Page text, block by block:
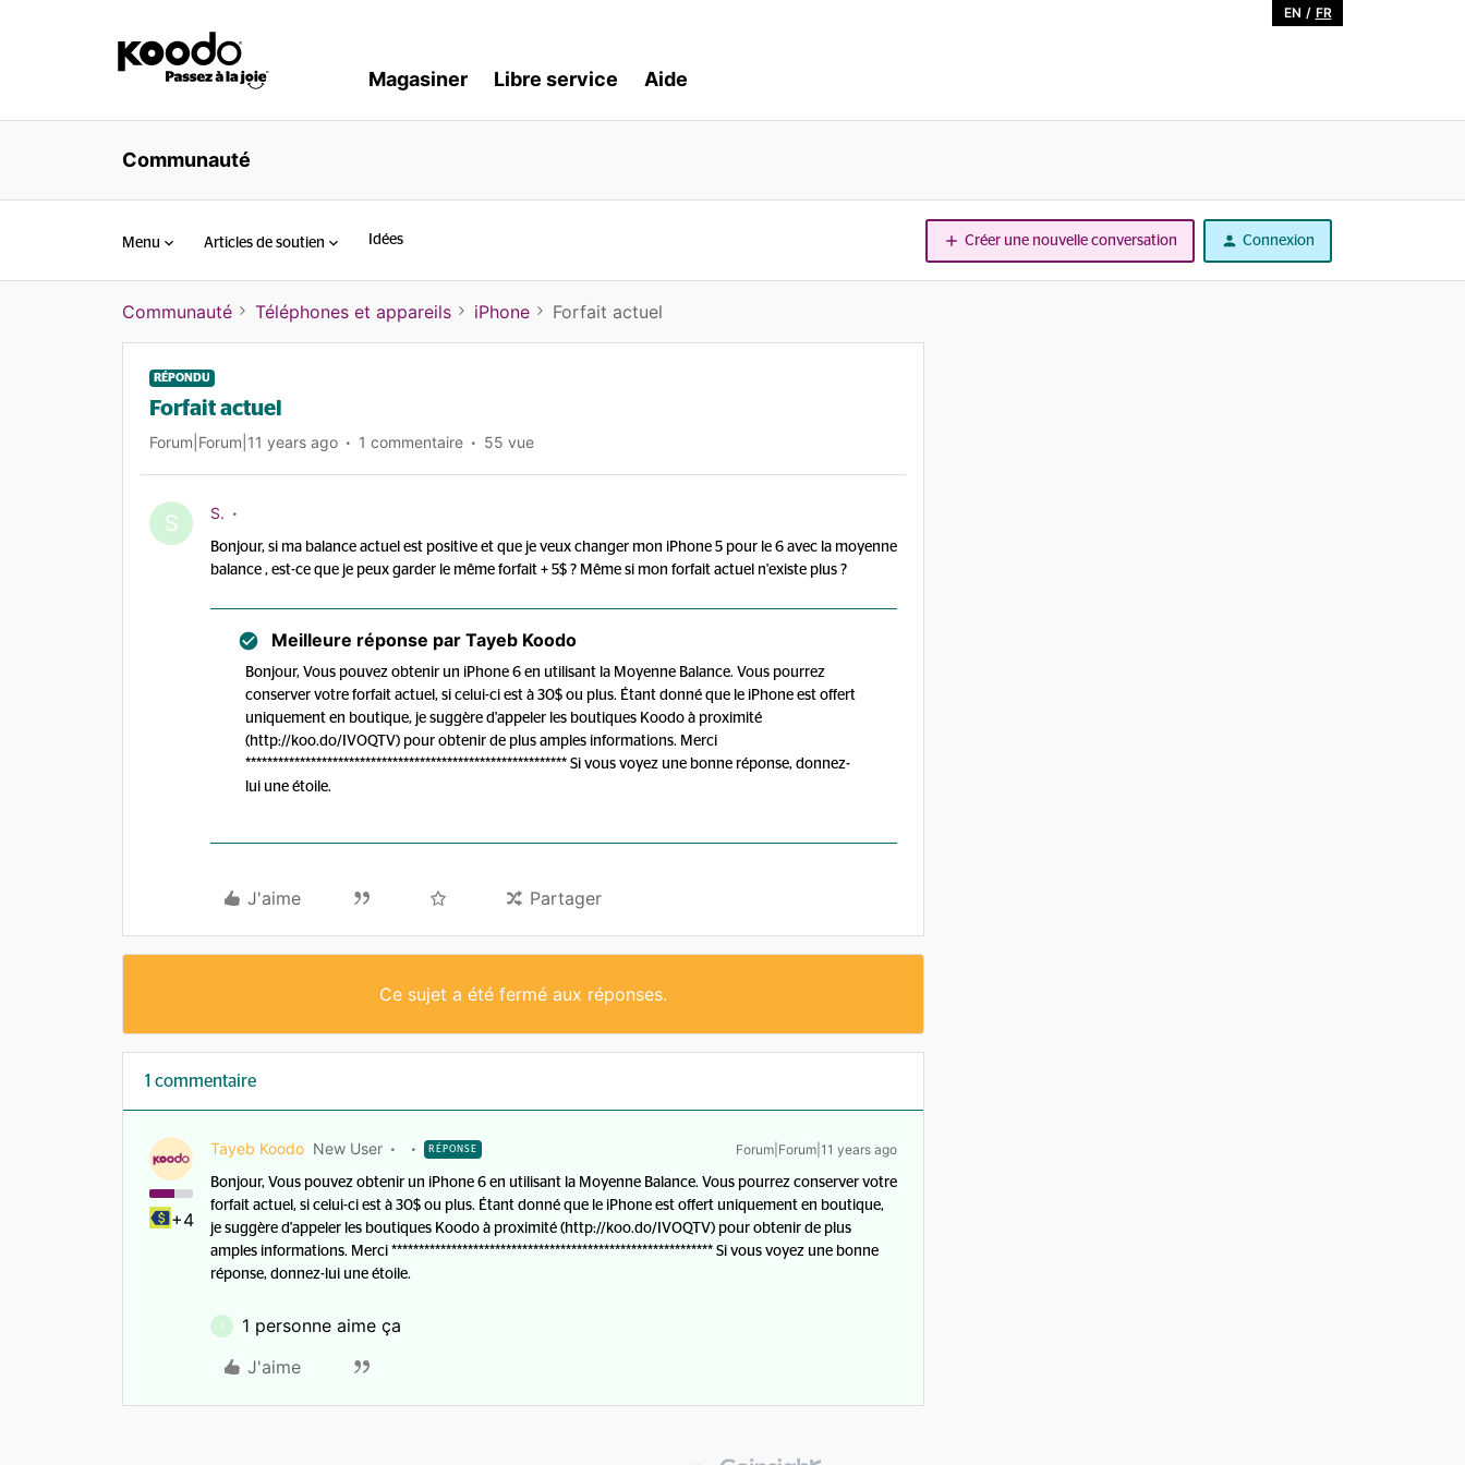
EN / FR
Magasiner Libre service Aide
Communauté
Menu Articles de soutien Idées Créer une nouvelle conversation Connexion
Communauté Téléphones et appareils iPhone Forfait actuel
RÉPONDU
Forfait actuel
Forum|Forum|11 years ago 1 commentaire 55 vue
S S.
Bonjour, si ma balance actuel est positive et que je veux changer mon iPhone 5 pour le 6 avec la moyenne
balance , est-ce que je peux garder le même forfait + 5$ ? Même si mon forfait actuel n'existe plus ?
Meilleure réponse par Tayeb Koodo
Bonjour, Vous pouvez obtenir un iPhone 6 en utilisant la Moyenne Balance. Vous pourrez
conserver votre forfait actuel, si celui-ci est à 30$ ou plus. Étant donné que le iPhone est offert
uniquement en boutique, je suggère d'appeler les boutiques Koodo à proximité
(http://koo.do/IVOQTV) pour obtenir de plus amples informations. Merci
*********************************************************** Si vous voyez une bonne réponse, donnez-
lui une étoile.
J'aime Partager
Ce sujet a été fermé aux réponses.
1 commentaire
+4
Tayeb Koodo New User RÉPONSE Forum|Forum|11 years ago
Bonjour, Vous pouvez obtenir un iPhone 6 en utilisant la Moyenne Balance. Vous pourrez conserver votre
forfait actuel, si celui-ci est à 30$ ou plus. Étant donné que le iPhone est offert uniquement en boutique,
je suggère d'appeler les boutiques Koodo à proximité (http://koo.do/IVOQTV) pour obtenir de plus
amples informations. Merci *********************************************************** Si vous voyez une bonne
réponse, donnez-lui une étoile.
S
1 personne aime ça
J'aime